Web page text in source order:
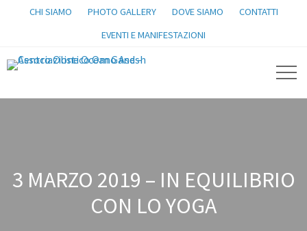
CHI SIAMO PHOTO GALLERY DOVE SIAMO
CONTATTI
EVENTI E MANIFESTAZIONI
3 MARZO 2019 – IN EQUILIBRIO
CON LO YOGA